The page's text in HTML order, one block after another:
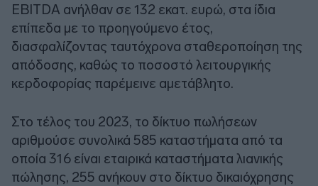
EBITDA ανήλθαν σε 132 εκατ. ευρώ, στα ίδια
επίπεδα με το προηγούμενο έτος,
διασφαλίζοντας ταυτόχρονα σταθεροποίηση της
απόδοσης, καθώς το ποσοστό λειτουργικής
κερδοφορίας παρέμεινε αμετάβλητο.
Στο τέλος του 2023, το δίκτυο πωλήσεων
αριθμούσε συνολικά 585 καταστήματα από τα
οποία 316 είναι εταιρικά καταστήματα λιανικής
πώλησης, 255 ανήκουν στο δίκτυο δικαιόχρησης